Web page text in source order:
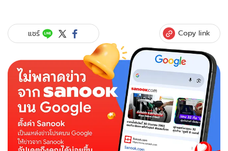
แชร์ Copy link